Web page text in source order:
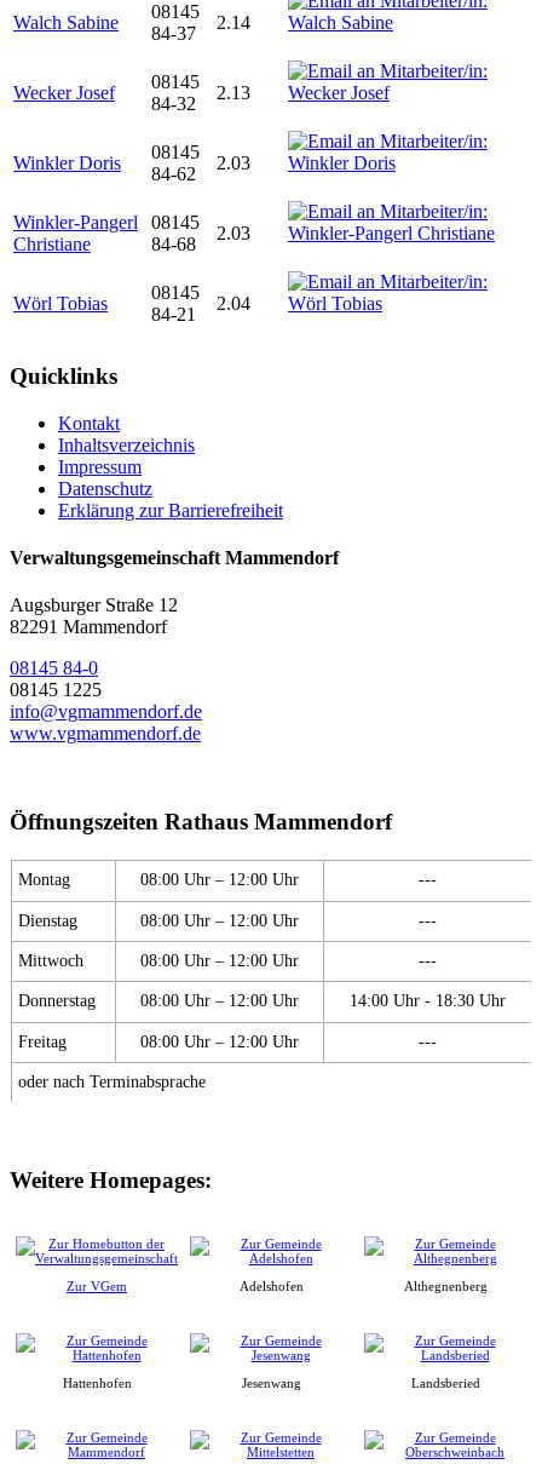
Walch Sabine
08145
84-37
2.14
Wecker Josef
08145
84-32
2.13
Winkler Doris
08145
84-62
2.03
Winkler-Pangerl
Christiane
08145
84-68
2.03
Wörl Tobias
08145
84-21
2.04
Quicklinks
Kontakt
Inhaltsverzeichnis
Impressum
Datenschutz
Erklärung zur Barrierefreiheit
Verwaltungsgemeinschaft Mammendorf
Augsburger Straße 12
82291 Mammendorf
08145 84-0
08145 1225
info@vgmammendorf.de
www.vgmammendorf.de
Öffnungszeiten Rathaus Mammendorf
Montag 08:00 Uhr – 12:00 Uhr ---
Dienstag 08:00 Uhr – 12:00 Uhr ---
Mittwoch 08:00 Uhr – 12:00 Uhr ---
Donnerstag 08:00 Uhr – 12:00 Uhr 14:00 Uhr - 18:30 Uhr
Freitag 08:00 Uhr – 12:00 Uhr ---
oder nach Terminabsprache
Weitere Homepages:
Zur VGem Adelshofen Althegnenberg
Hattenhofen Jesenwang Landsberied